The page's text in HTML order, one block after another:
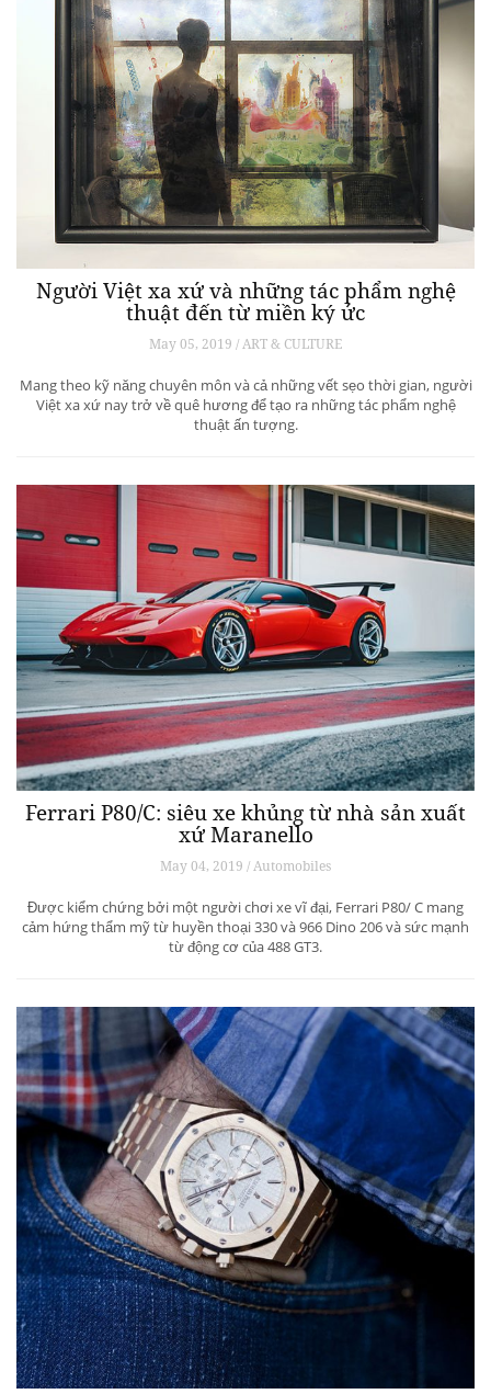
Người Việt xa xứ và những tác phẩm nghệ
thuật đến từ miền ký ức
May 05, 2019 / ART & CULTURE
Mang theo kỹ năng chuyên môn và cả những vết sẹo thời gian, người
Việt xa xứ nay trở về quê hương để tạo ra những tác phẩm nghệ
thuật ấn tượng.
Ferrari P80/C: siêu xe khủng từ ​​nhà sản xuất
xứ Maranello
May 04, 2019 / Automobiles
Được kiểm chứng bởi một người chơi xe vĩ đại, Ferrari P80/ C mang
cảm hứng thẩm mỹ từ huyền thoại 330 và 966 Dino 206 và sức mạnh
từ động cơ của 488 GT3.